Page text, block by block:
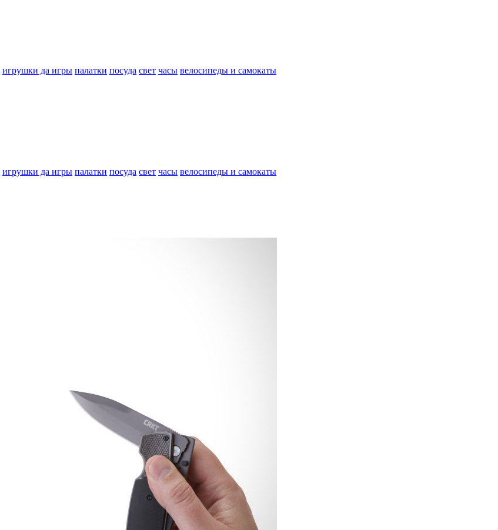
игрушки да игры палатки посуда свет часы велосипеды и самокаты
игрушки да игры палатки посуда свет часы велосипеды и самокаты